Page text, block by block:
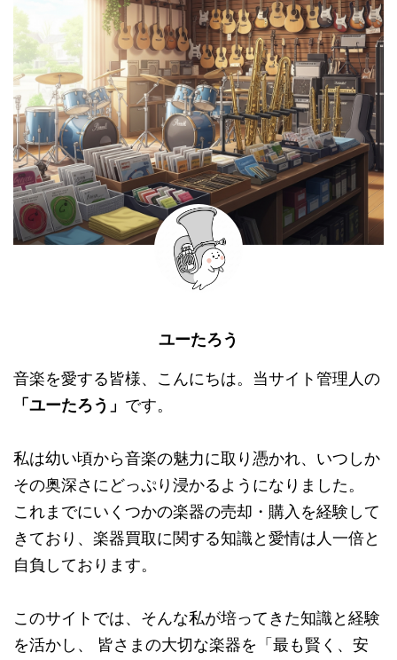
ユーたろう
音楽を愛する皆様、こんにちは。当サイト管理人の
「ユーたろう」 です。
私は幼い頃から音楽の魅力に取り憑かれ、いつしか
その奥深さにどっぷり浸かるようになりました。
これまでにいくつかの楽器の売却・購入を経験して
きており、楽器買取に関する知識と愛情は人一倍と
自負しております。
このサイトでは、そんな私が培ってきた知識と経験
を活かし、 皆さまの大切な楽器を「最も賢く、安